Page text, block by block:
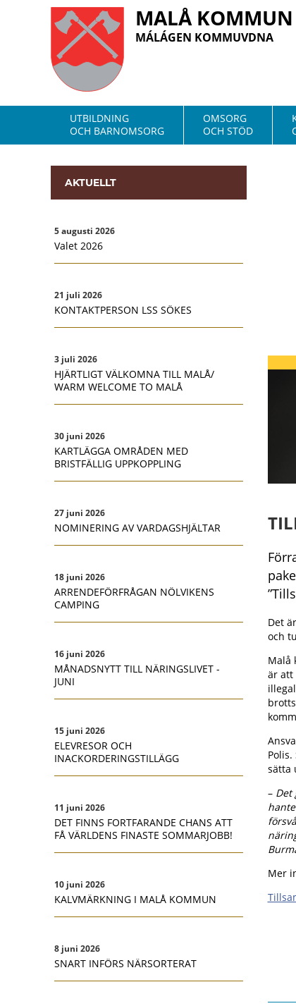
MALÅ KOMMUN
MÁLÁGEN KOMMUVDNA
UTBILDNING
OCH BARNOMSORG
OMSORG
OCH STÖD
AKTUELLT
5 augusti 2026
Valet 2026
21 juli 2026
KONTAKTPERSON LSS SÖKES
3 juli 2026
HJÄRTLIGT VÄLKOMNA TILL MALÅ/
WARM WELCOME TO MALÅ
30 juni 2026
KARTLÄGGA OMRÅDEN MED
BRISTFÄLLIG UPPKOPPLING
27 juni 2026
NOMINERING AV VARDAGSHJÄLTAR
18 juni 2026
ARRENDEFÖRFRÅGAN NÖLVIKENS
CAMPING
16 juni 2026
MÅNADSNYTT TILL NÄRINGSLIVET -
JUNI
15 juni 2026
ELEVRESOR OCH
INACKORDERINGSTILLÄGG
11 juni 2026
DET FINNS FORTFARANDE CHANS ATT
FÅ VÄRLDENS FINASTE SOMMARJOBB!
10 juni 2026
KALVMÄRKNING I MALÅ KOMMUN
8 juni 2026
SNART INFÖRS NÄRSORTERAT
Det
och
Malå
är att
sätta
– Det
Mer